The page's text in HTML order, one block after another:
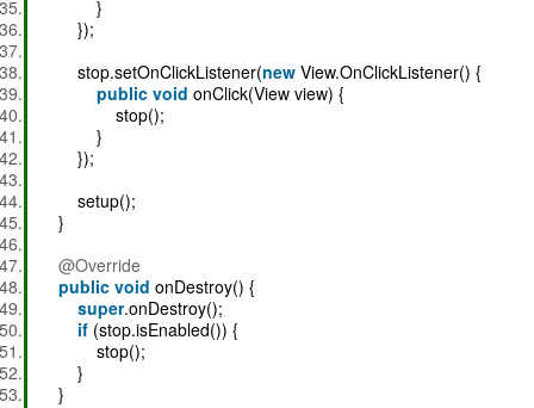
}
});
stop.setOnClickListener(new View.OnClickListener() {
public void onClick(View view) {
stop();
}
});
setup();
}
@Override
public void onDestroy() {
super.onDestroy();
if (stop.isEnabled()) {
stop();
}
}